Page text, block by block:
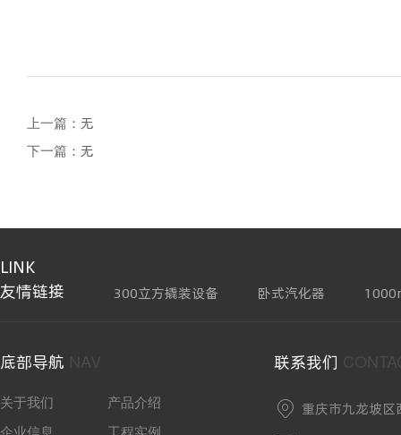
上一篇： 无
下一篇： 无
LINK
友情链接
300立方撬装设备 卧式汽化器
底部导航 NAV
关于我们
产品介绍
企业信息
工程实例
联系我们
重庆市九龙坡